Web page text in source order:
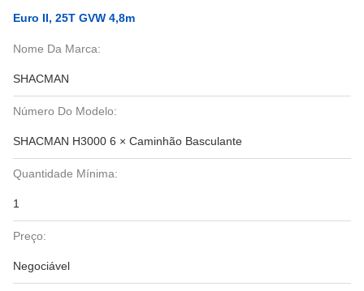
Euro II, 25T GVW 4,8m
Nome Da Marca:
SHACMAN
Número Do Modelo:
SHACMAN H3000 6 × Caminhão Basculante
Quantidade Mínima:
1
Preço:
Negociável